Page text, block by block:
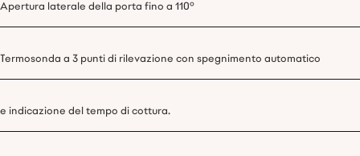
Apertura laterale della porta fino a 110°
Termosonda a 3 punti di rilevazione con spegnimento automatico
e indicazione del tempo di cottura.